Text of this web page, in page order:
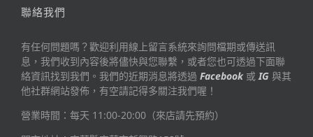
聯絡我們
有任何問題嗎？歡迎利用線上留言系統來詢問檔期或傳送訊
息，我們收到內容後將儘快與您聯繫，或者您也可透過下面聯
絡資訊找到我們。我們的近期消息將透過 Facebook或IG 與其
他社群網站發佈，有空請記得多關注我們喔！
營業時間：每天 11:00-20:00（來店請先預約）